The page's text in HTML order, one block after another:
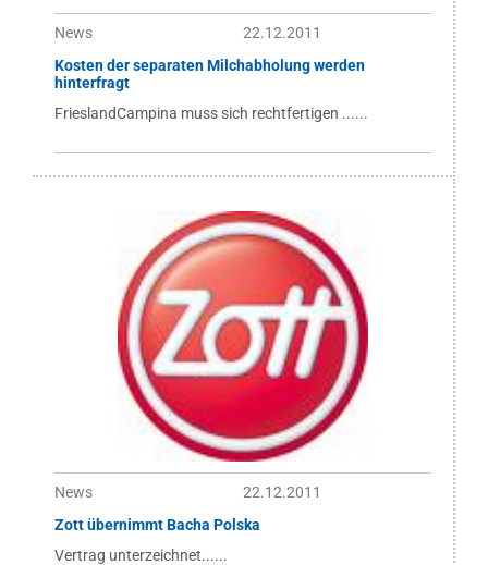
News
22.12.2011
Kosten der separaten Milchabholung werden
hinterfragt
FrieslandCampina muss sich rechtfertigen ......
News
22.12.2011
Zott übernimmt Bacha Polska
Vertrag unterzeichnet......